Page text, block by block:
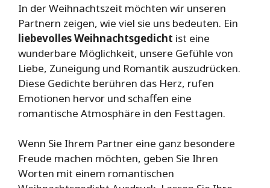
In der Weihnachtszeit möchten wir unseren
Partnern zeigen, wie viel sie uns bedeuten. Ein
liebevolles Weihnachtsgedicht ist eine
wunderbare Möglichkeit, unsere Gefühle von
Liebe, Zuneigung und Romantik auszudrücken.
Diese Gedichte berühren das Herz, rufen
Emotionen hervor und schaffen eine
romantische Atmosphäre in den Festtagen.
Wenn Sie Ihrem Partner eine ganz besondere
Freude machen möchten, geben Sie Ihren
Worten mit einem romantischen